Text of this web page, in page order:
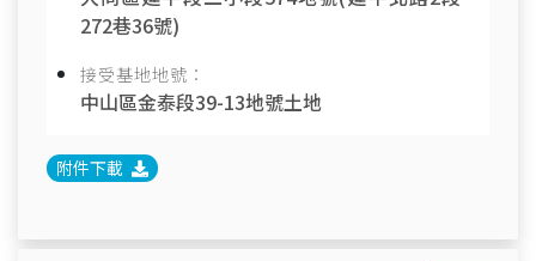
272巷36號)
接受基地地號：
中山區金泰段39-13地號土地
附件下載